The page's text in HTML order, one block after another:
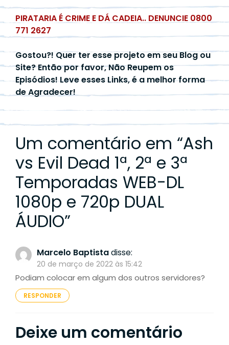
PIRATARIA É CRIME E DÁ CADEIA.. DENUNCIE 0800
771 2627
Gostou?! Quer ter esse projeto em seu Blog ou
Site? Então por favor, Não Reupem os
Episódios! Leve esses Links, é a melhor forma
de Agradecer!
Um comentário em “Ash
vs Evil Dead 1ª, 2ª e 3ª
Temporadas WEB-DL
1080p e 720p DUAL
ÁUDIO”
Marcelo Baptistadisse:
20 de março de 2022 às 15:42
Podiam colocar em algum dos outros servidores?
RESPONDER
Deixe um comentário